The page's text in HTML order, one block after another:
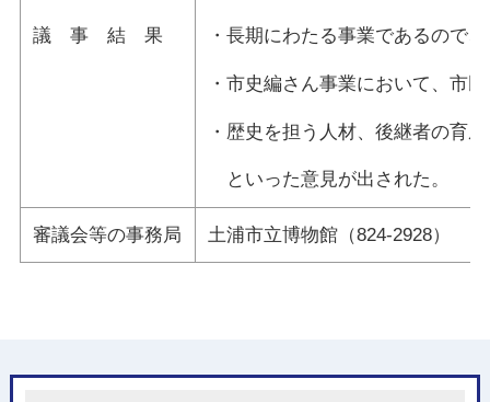
議 事 結 果 ・長期にわたる事業であるので
・市史編さん事業において、市
・歴史を担う人材、後継者の育
といった意見が出された。
審議会等の事務局 土浦市立博物館（824-2928）